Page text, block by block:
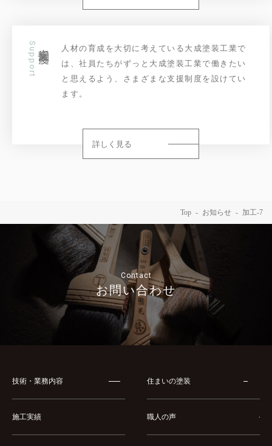
Support
人材の育成を大切に考えている大成塗装工業で
は、社員たちがずっと大成塗装工業で働きたい
と思えるよう、さまざまな支援制度を設けてい
ます。
詳しく見る
Top お知らせ 加工-7
Contact
お問い合わせ
技術・業務内容 住まいの塗装
施工実績 職人の声